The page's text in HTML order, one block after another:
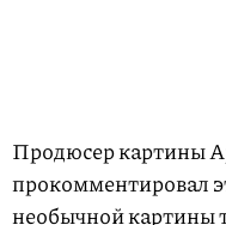
Продюсер картины
прокомментировал
необычной картины